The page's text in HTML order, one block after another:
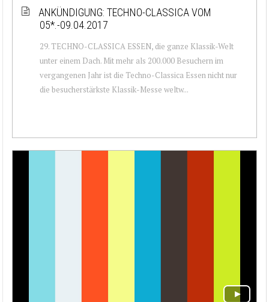
ANKÜNDIGUNG: TECHNO-CLASSICA VOM
05*.-09.04.2017
29. TECHNO-CLASSICA ESSEN, die ganze Klassik-Welt
unter einem Dach. Mit mehr als 200.000 Besuchern im
vergangenen Jahr ist die Techno-Classica Essen nicht nur
die besucherstärkste Klassik-Messe weltw...